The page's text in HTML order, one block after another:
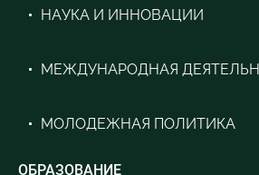
НАУКА И ИННОВАЦИИ
МЕЖДУНАРОДНАЯ
МОЛОДЕЖНАЯ ПОЛИТИКА
ОБРАЗОВАНИЕ